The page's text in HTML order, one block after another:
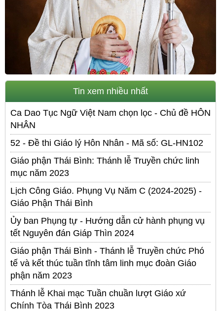
Tin xem nhiều nhất
Ca Dao Tục Ngữ Việt Nam chọn lọc - Chủ đề HÔN
NHÂN
52 - Đề thi Giáo lý Hôn Nhân - Mã số: GL-HN102
Giáo phận Thái Bình: Thánh lễ Truyền chức linh
mục năm 2023
Lịch Công Giáo. Phụng Vụ Năm C (2024-2025) -
Giáo Phận Thái Bình
Ủy ban Phụng tự - Hướng dẫn cử hành phụng vụ
tết Nguyên đán Giáp Thìn 2024
Giáo phận Thái Bình - Thánh lễ Truyền chức Phó
tế và kết thúc tuần tĩnh tâm linh mục đoàn Giáo
phận năm 2023
Thánh lễ Khai mạc Tuần chuần lượt Giáo xứ
Chính Tòa Thái Bình 2023